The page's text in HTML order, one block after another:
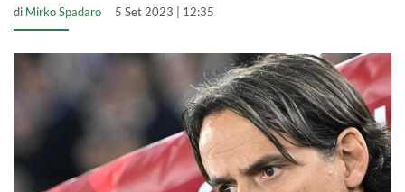
di Mirko Spadaro 5 Set 2023 | 12:35